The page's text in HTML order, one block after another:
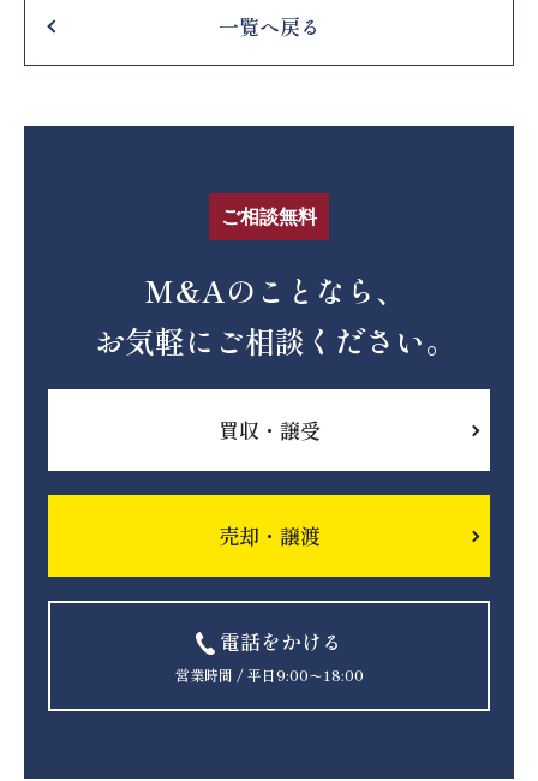
一覧へ戻る
ご相談無料
M&Aのことなら、
お気軽にご相談ください。
買収・譲受
売却・譲渡
電話をかける
営業時間 / 平日9:00〜18:00